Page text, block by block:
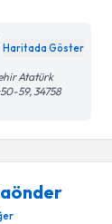
Haritada Göster
Atatürk
59, 34758